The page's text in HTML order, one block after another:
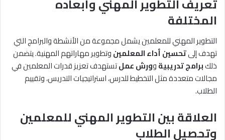
تعريف التطوير المهني وأبعاده
المختلفة
التطوير المهني للمعلمين يشمل مجموعة من الأنشطة والبرامج التي
تهدف إلىتحسين أداء المعلمينوتطوير مهاراتهم المهنية. يتضمن
ذلكبرامج تدريبيةوورش عملتستهدف تعزيز قدرات المعلمين في
مجالات متعددة مثل التخطيط للدرس، استراتيجيات التدريس، وتقييم
الطلاب.
العلاقة بين التطوير المهني للمعلمين
وتحصيل الطلاب